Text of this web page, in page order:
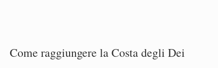
Come raggiungere la Costa degli Dei